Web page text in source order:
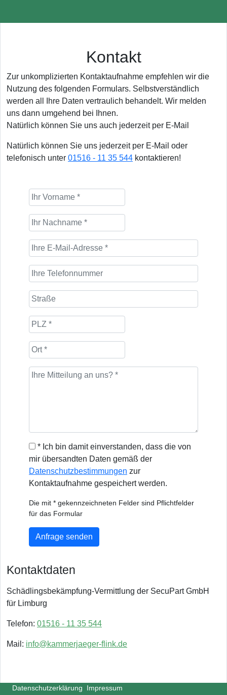
Kontakt
Zur unkomplizierten Kontaktaufnahme empfehlen wir die
Nutzung des folgenden Formulars. Selbstverständlich
werden all Ihre Daten vertraulich behandelt. Wir melden
uns dann umgehend bei Ihnen.
Natürlich können Sie uns auch jederzeit per E-Mail
Natürlich können Sie uns jederzeit per E-Mail oder
telefonisch unter 01516 - 11 35 544 kontaktieren!
* Ich bin damit einverstanden, dass die von
mir übersandten Daten gemäß der
Datenschutzbestimmungen zur
Kontaktaufnahme gespeichert werden.
Die mit * gekennzeichneten Felder sind Pflichtfelder
für das Formular
Anfrage senden
Kontaktdaten
Schädlingsbekämpfung-Vermittlung der SecuPart GmbH
für Limburg
Telefon: 01516 - 11 35 544
Mail: info@kammerjaeger-flink.de
Datenschutzerklärung
Impressum